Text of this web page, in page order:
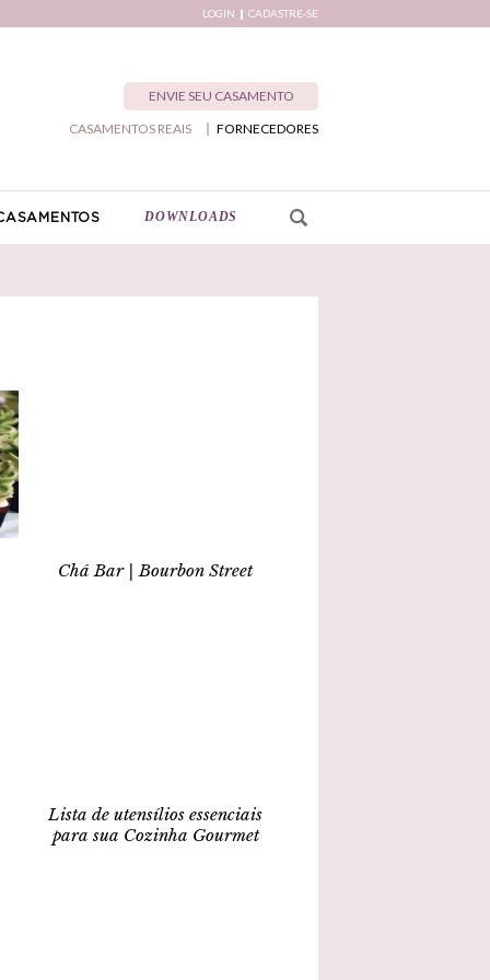
LOGIN CADASTRE-SE
ENVIE SEU CASAMENTO
FORNECEDORES
CASAMENTOS REAIS
DOWNLOADS
Chá Bar | Bourbon Street
Lista de utensílios essenciais
para sua Cozinha Gourmet